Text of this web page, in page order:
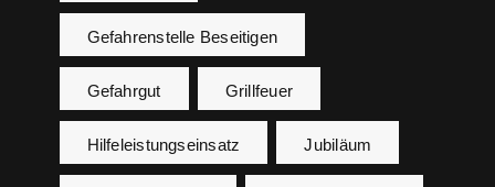
Gefahrenstelle Beseitigen
Gefahrgut Grillfeuer
Hilfeleistungseinsatz Jubiläum